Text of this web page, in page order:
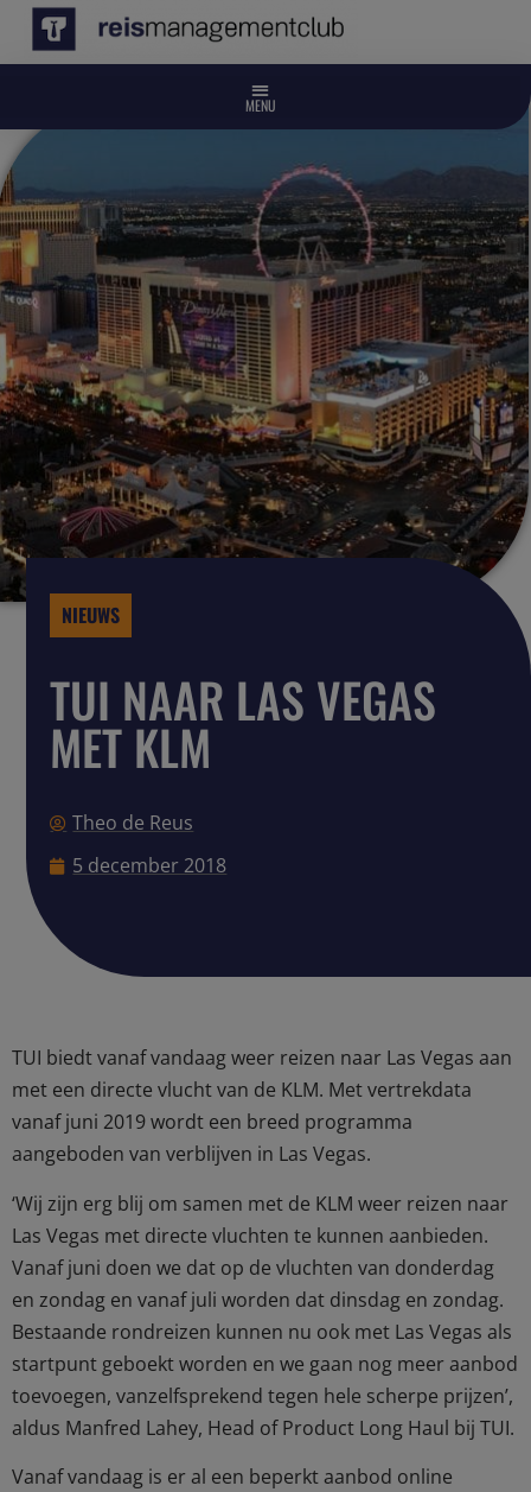
NIEUWS
TUI NAAR LAS VEGAS
MET KLM
Theo de Reus
5 december 2018
TUI biedt vanaf vandaag weer reizen naar Las Vegas aan
met een directe vlucht van de KLM. Met vertrekdata
vanaf juni 2019 wordt een breed programma
aangeboden van verblijven in Las Vegas.
‘Wij zijn erg blij om samen met de KLM weer reizen naar
Las Vegas met directe vluchten te kunnen aanbieden.
Vanaf juni doen we dat op de vluchten van donderdag
en zondag en vanaf juli worden dat dinsdag en zondag.
Bestaande rondreizen kunnen nu ook met Las Vegas als
startpunt geboekt worden en we gaan nog meer aanbod
toevoegen, vanzelfsprekend tegen hele scherpe prijzen’,
aldus Manfred Lahey, Head of Product Long Haul bij TUI.
Vanaf vandaag is er al een beperkt aanbod online